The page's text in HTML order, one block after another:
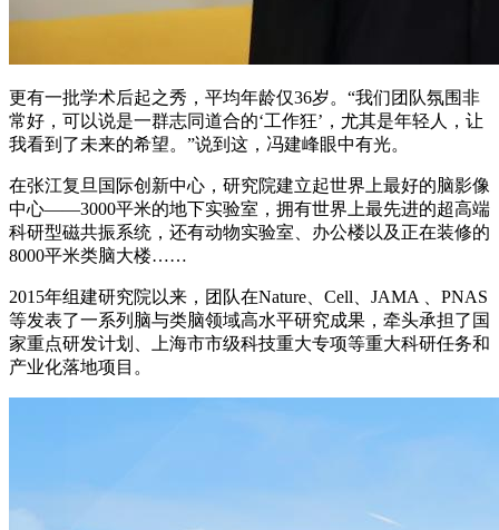
更有一批学术后起之秀，平均年龄仅36岁。“我们团队氛围非
常好，可以说是一群志同道合的‘工作狂’，尤其是年轻人，让
我看到了未来的希望。”说到这，冯建峰眼中有光。
在张江复旦国际创新中心，研究院建立起世界上最好的脑影像
中心——3000平米的地下实验室，拥有世界上最先进的超高端
科研型磁共振系统，还有动物实验室、办公楼以及正在装修的
8000平米类脑大楼……
2015年组建研究院以来，团队在Nature、Cell、JAMA 、PNAS
等发表了一系列脑与类脑领域高水平研究成果，牵头承担了国
家重点研发计划、上海市市级科技重大专项等重大科研任务和
产业化落地项目。